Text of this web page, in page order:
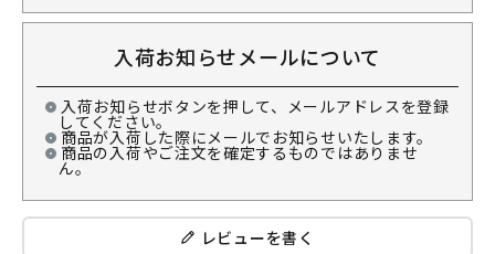
入荷お知らせメールについて
入荷お知らせボタンを押して、メールアドレスを登録
してください。
商品が入荷した際にメールでお知らせいたします。
商品の入荷やご注文を確定するものではありませ
ん。
レビューを書く